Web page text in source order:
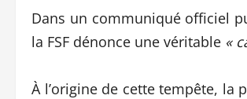
Dans un communiqué officiel
la FSF dénonce une véritable «
À l’origine de cette tempête, la